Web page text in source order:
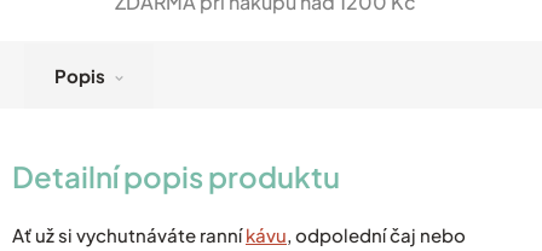
Popis
Detailní popis produktu
Ať už si vychutnáváte ranníkávu, odpolední čaj nebo